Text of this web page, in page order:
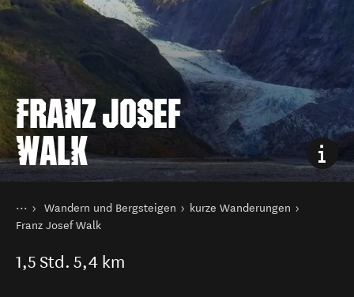
FRANZ JOSEF
WALK
Sie sind hier
Startseite
Aktivitäten
Wandern und Bergsteigen
kurze Wanderungen
Franz Josef Walk
1,5Std. 5,4 km